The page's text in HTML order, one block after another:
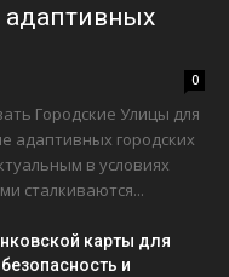
адаптивных
0
Городские Улицы для
адаптивных городских
в условиях
сталкиваются...
карты для
и